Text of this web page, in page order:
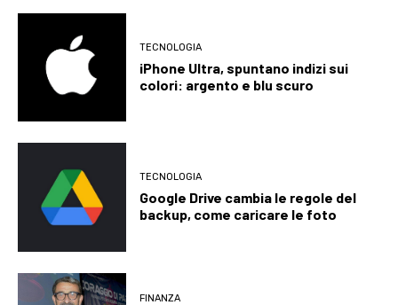
TECNOLOGIA
iPhone Ultra, spuntano indizi sui
colori: argento e blu scuro
TECNOLOGIA
Google Drive cambia le regole del
backup, come caricare le foto
FINANZA